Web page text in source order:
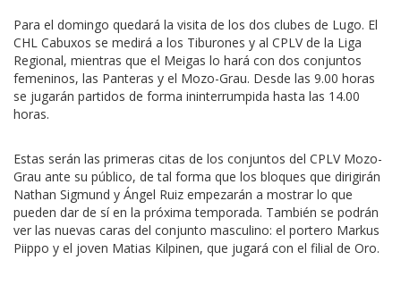
Para el domingo quedará la visita de los dos clubes de Lugo. El
CHL Cabuxos se medirá a los Tiburones y al CPLV de la Liga
Regional, mientras que el Meigas lo hará con dos conjuntos
femeninos, las Panteras y el Mozo-Grau. Desde las 9.00 horas
se jugarán partidos de forma ininterrumpida hasta las 14.00
horas.
Estas serán las primeras citas de los conjuntos del CPLV Mozo-
Grau ante su público, de tal forma que los bloques que dirigirán
Nathan Sigmund y Ángel Ruiz empezarán a mostrar lo que
pueden dar de sí en la próxima temporada. También se podrán
ver las nuevas caras del conjunto masculino: el portero Markus
Piippo y el joven Matias Kilpinen, que jugará con el filial de Oro.